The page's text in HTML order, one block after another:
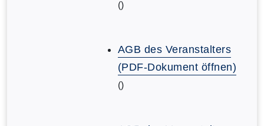
()
AGB des Veranstalters
(PDF-Dokument öffnen)
()